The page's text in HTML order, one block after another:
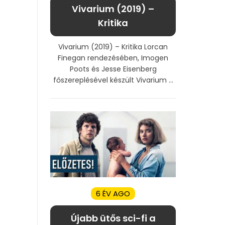
Vivarium (2019) –
Kritika
Vivarium (2019) – Kritika Lorcan
Finegan rendezésében, Imogen
Poots és Jesse Eisenberg
főszereplésével készült Vivarium ...
6 ÉV AGO
Újabb ütős sci-fi a